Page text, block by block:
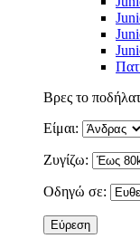
Βρες το
Είμαι:
Ζυγίζω:
Οδηγώ σε: